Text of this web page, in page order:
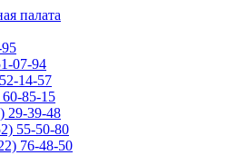
07-94
14-57
85-15
29-39-48
55-50-80
76-48-50